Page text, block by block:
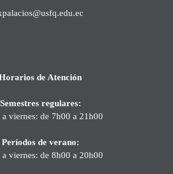
de Atención
Semestres regulares:
a viernes: de 7h00 a 21h00
Períodos de verano:
a viernes: de 8h00 a 20h00